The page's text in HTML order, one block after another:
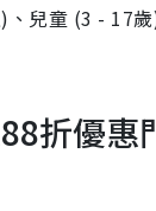
、兒童 (3 - 17
折優惠